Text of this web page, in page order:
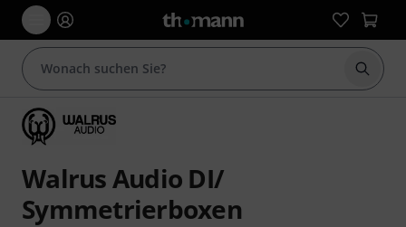
Suche
Walrus Audio DI/
Symmetrierboxen